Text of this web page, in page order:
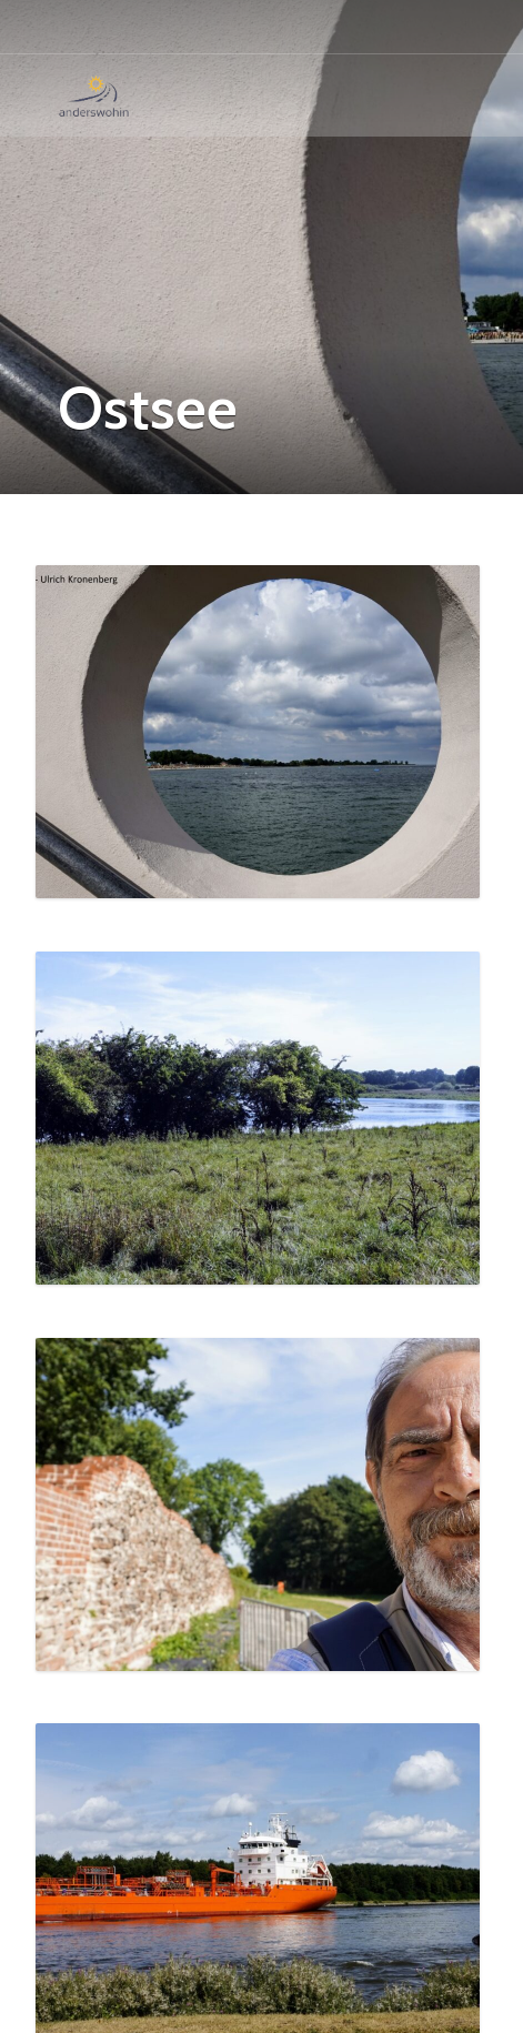
Ostsee